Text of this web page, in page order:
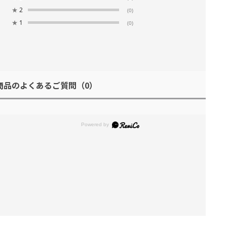
★ 2 (0)
★ 1 (0)
品のよくあるご質問 （0）